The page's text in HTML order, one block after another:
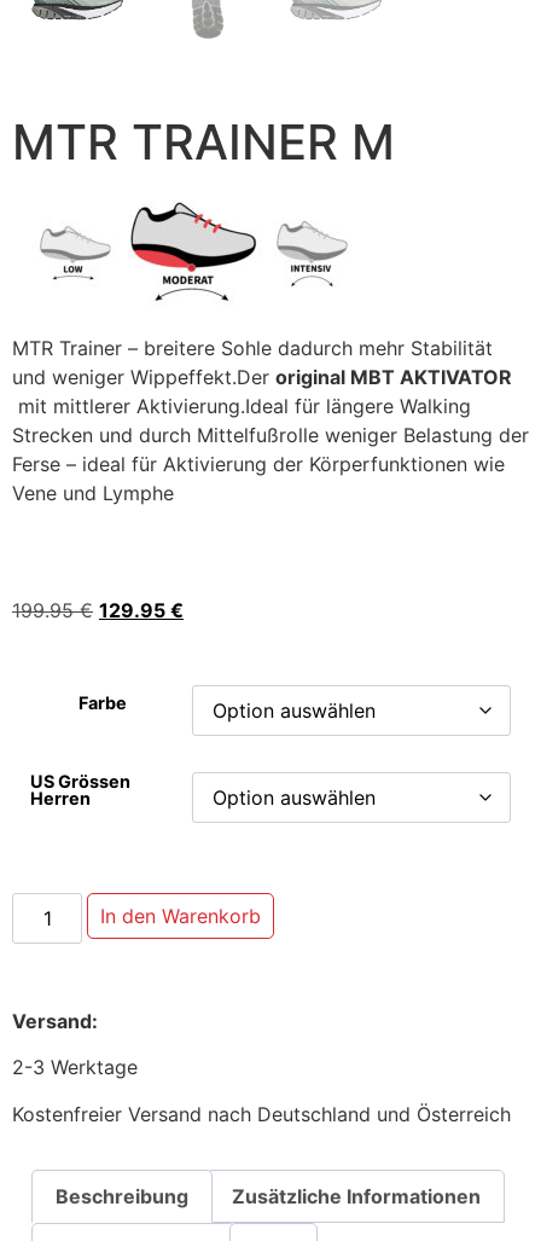
MTR TRAINER M
MTR Trainer – breitere Sohle dadurch mehr Stabilität
und weniger Wippeffekt.Der original MBT AKTIVATOR
mit mittlerer Aktivierung.Ideal für längere Walking
Strecken und durch Mittelfußrolle weniger Belastung der
Ferse – ideal für Aktivierung der Körperfunktionen wie
Vene und Lymphe
199.95€ 129.95 €
Farbe
US Grössen
Herren
In den Warenkorb
Versand:
2-3 Werktage
Kostenfreier Versand nach Deutschland und Österreich
Beschreibung Zusätzliche Informationen